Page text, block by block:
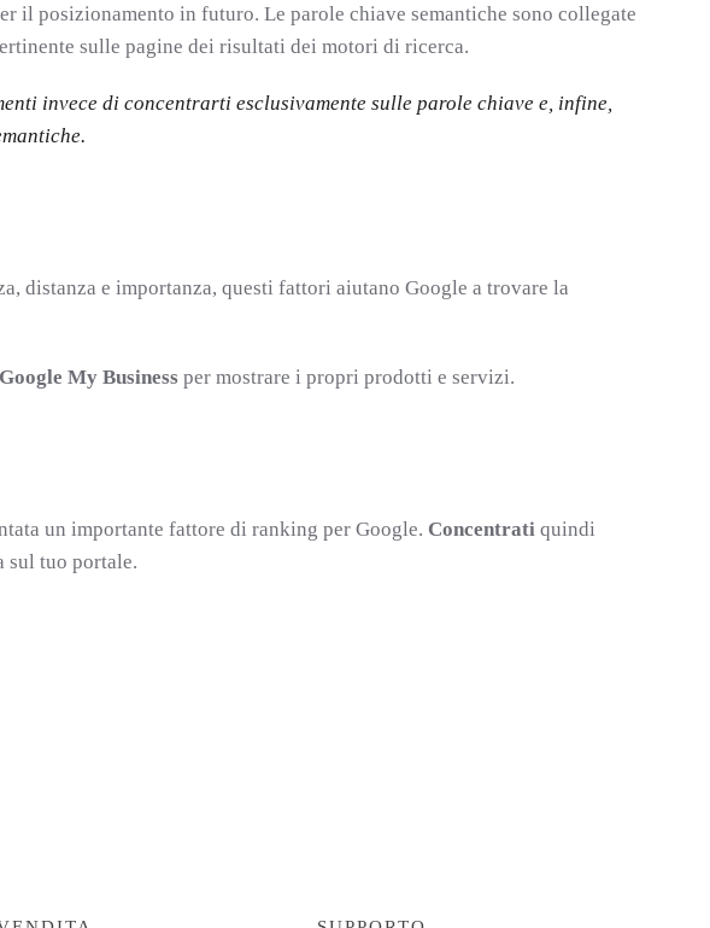
il posizionamento in futuro. Le parole chiave semantiche sono collegate
sulle pagine dei risultati dei motori di ricerca.
invece di concentrarti esclusivamente sulle parole chiave e, infine,
distanza e importanza, questi fattori aiutano Google a trovare la
My Business per mostrare i propri prodotti e servizi.
un importante fattore di ranking per Google. Concentrati quindi
sul tuo portale.